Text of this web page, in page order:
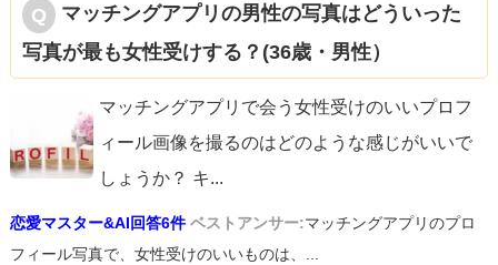
マッチングアプリの男性の写真はどういった
写真が最も女性受けする？(36歳・男性）
マッチングアプリで会う女性受けのいいプロフ
ィール画像を撮るのはどのような感じがいいで
しょうか？ キ...
恋愛マスター&AI回答6件 ベストアンサー:マッチングアプリのプロ
フィール写真で、女性受けのいいものは、...